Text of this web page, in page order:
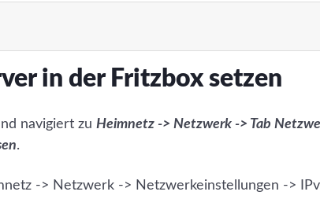
in der Fritzbox setzen
navigiert zu Heimnetz -> Netzwerk -> Tab
.